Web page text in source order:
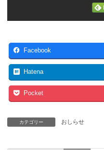
Facebook
Hatena
Pocket
カテゴリー おしらせ